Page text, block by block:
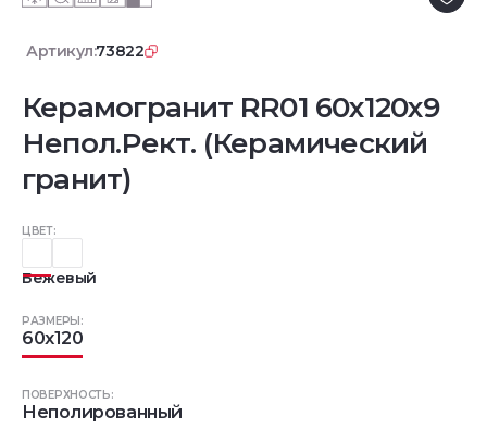
Артикул:73822
Керамогранит RR01 60x120x9
Непол.Рект. (Керамический
гранит)
ЦВЕТ:
Бежевый
РАЗМЕРЫ:
60x120
ПОВЕРХНОСТЬ:
Неполированный